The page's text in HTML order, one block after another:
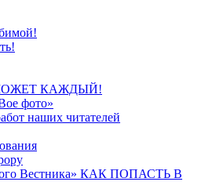
КАЖДЫЙ!
фото»
наших читателей
Вестника» КАК ПОПАСТЬ В